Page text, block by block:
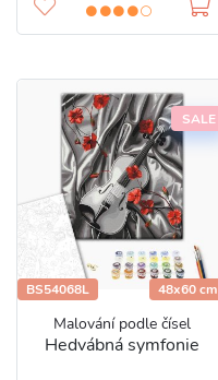
SALE
BS54068L 48x60 cm
Malování podle čísel
Hedvábná symfonie